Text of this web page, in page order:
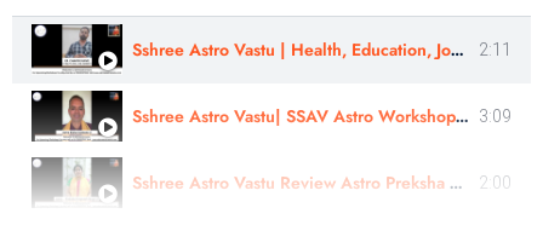
Sshree Astro Vastu | Health, Education, Job, Career Resolved | ER. CHAKOR SURVE 2:11
Sshree Astro Vastu| SSAV Astro Workshop & Panchang Rahasyam Course Review | Astro- Kishor Konkane Ji 3:09
Sshree Astro Vastu Review Astro Preksha Pragnesh Ji In Marathi 2:00